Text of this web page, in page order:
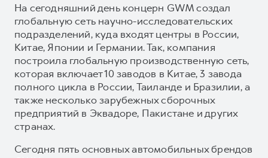
На сегодняшний день концерн GWM создал
глобальную сеть научно-исследовательских
подразделений, куда входят центры в России,
Китае, Японии и Германии. Так, компания
построила глобальную производственную сеть,
которая включает 10 заводов в Китае, 3 завода
полного цикла в России, Таиланде и Бразилии, а
также несколько зарубежных сборочных
предприятий в Эквадоре, Пакистане и других
странах.
Сегодня пять основных автомобильных брендов